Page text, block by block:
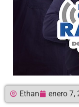
Ethan enero 7,